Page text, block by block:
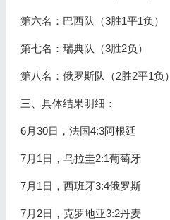
第六名：巴西队（3胜1平1负）
第七名：瑞典队（3胜2负）
第八名：俄罗斯队（2胜2平1负）
三、具体结果明细：
6月30日，法国4:3阿根廷
7月1日，乌拉圭2:1葡萄牙
7月1日，西班牙3:4俄罗斯
7月2日，克罗地亚3:2丹麦